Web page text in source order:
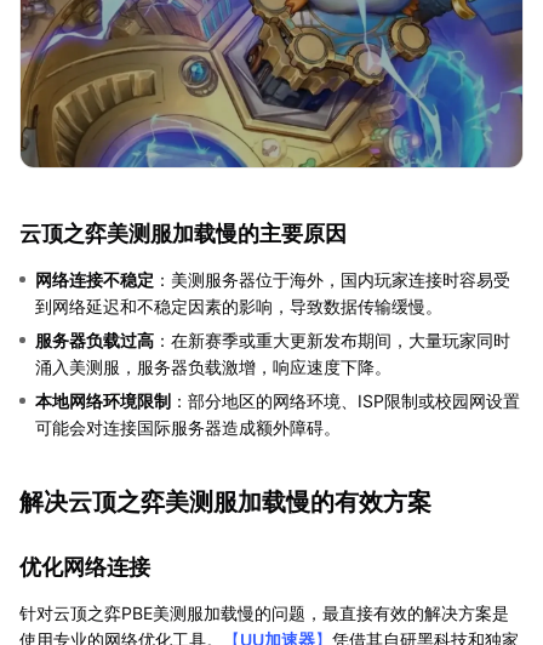
云顶之弈美测服加载慢的主要原因
网络连接不稳定 ：美测服务器位于海外，国内玩家连接时容易受
到网络延迟和不稳定因素的影响，导致数据传输缓慢。
服务器负载过高 ：在新赛季或重大更新发布期间，大量玩家同时
涌入美测服，服务器负载激增，响应速度下降。
本地网络环境限制 ：部分地区的网络环境、ISP限制或校园网设置
可能会对连接国际服务器造成额外障碍。
解决云顶之弈美测服加载慢的有效方案
优化网络连接
针对云顶之弈PBE美测服加载慢的问题，最直接有效的解决方案是
使用专业的网络优化工具。
【UU加速器】 凭借其自研黑科技和独家